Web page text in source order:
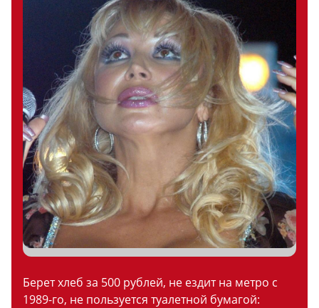
Берет хлеб за 500 рублей, не ездит на метро с
1989-го, не пользуется туалетной бумагой: